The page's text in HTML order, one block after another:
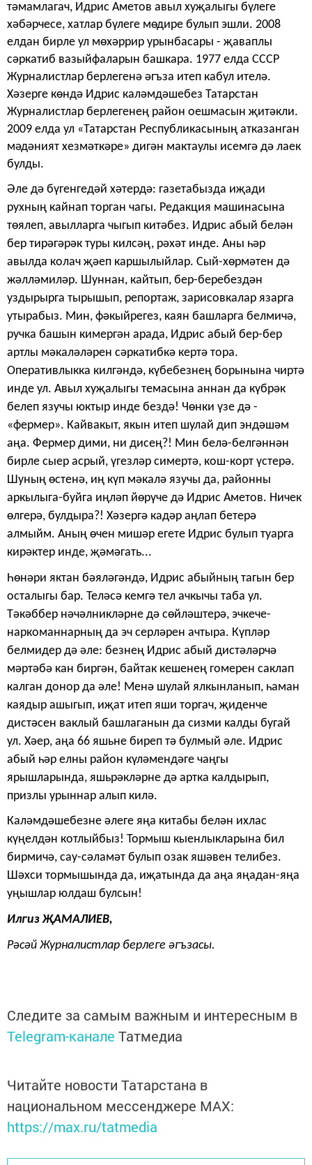
тәмамлагач, Идрис Аметов авыл хуҗалыгы бүлеге
хәбәрчесе, хатлар бүлеге мөдире булып эшли. 2008
елдан бирле ул мөхәррир урынбасары - җаваплы
сәркатиб вазыйфаларын башкара. 1977 елда СССР
Журналистлар берлегенә әгъза итеп кабул ителә.
Хәзерге көндә Идрис каләмдәшебез Татарстан
Журналистлар берлегенең район оешмасын җитәкли.
2009 елда ул «Татарстан Республикасының атказанган
мәдәният хезмәткәре» дигән мактау­лы исемгә дә лаек
булды.
Әле дә бүгенгедәй хәтердә: газетабызда иҗади
рухның кай­нап торган чагы. Редакция машинасына
төялеп, авылларга чыгып китәбез. Идрис абый белән
бер тирәгәрәк туры килсәң, рәхәт инде. Аны һәр
авылда колач җәеп каршылыйлар. Сый-хөрмәтен дә
жәлләмиләр. Шуннан, кайтып, бер-беребездән
уздырырга ты­рышып, репортаж, зарисовкалар язарга
утырабыз. Мин, фәкыйрегез, каян башларга белмичә,
ручка башын кимергән арада, Идрис абый бер-бер
артлы мәкаләләрен сәркатибкә кертә тора.
Оперативлыкка килгәндә, күбебезнең борынына чиртә
инде ул. Авыл хуҗалыгы темасына аннан да күбрәк
белеп язучы юктыр инде бездә! Чөнки үзе дә -
«фермер». Кайвакыт, якын итеп шулай дип эндәшәм
аңа. Фермер дими, ни дисең?! Мин белә-белгәннән
бирле сыер асрый, үгезләр симертә, кош-корт үстерә.
Шуның өстенә, иң күп мәкалә язучы да, районны
аркылыга-буйга иңләп йөрүче дә Идрис Аметов. Ничек
өлгерә, булдыра?! Хәзергә кадәр аңлап бетерә
алмыйм. Аның өчен мишәр егете Идрис булып туарга
кирәктер инде, җәмәгать...
Һөнәри яктан бәяләгәндә, Идрис абыйның тагын бер
осталыгы бар. Теләсә кемгә тел ачкычы таба ул.
Тәкәббер нәчәлникләрне дә сөйләштерә, эчкече-
наркоманнарның да эч серләрен ачтыра. Күпләр
белмидер дә әле: безнең Идрис абый дистәләрчә
мәртәбә кан биргән, байтак кешенең гомерен саклап
калган донор да әле! Менә шу­лай ялкынланып, һаман
каядыр ашыгып, иҗат итеп яши торгач, җиденче
дистәсен ваклый башлаганын да сизми калды бугай
ул. Хәер, аңа 66 яшьне биреп тә булмый әле. Идрис
абый һәр елны район күләмендәге чаңгы
ярышларында, яшьрәкләрне дә артка калдырып,
призлы урыннар алып килә.
Каләмдәшебезне әлеге яңа китабы белән ихлас
күңелдән кот­лыйбыз! Тормыш кыенлыкларына бил
бирмичә, сау-сәламәт бу­лып озак яшәвен телибез.
Шәхси тормышында да, иҗатында да аңа яңадан-яңа
уңышлар юлдаш булсын!
Илгиз ҖАМАЛИЕВ,
Рәсәй Журналистлар берлеге әгъзасы.
Следите за самым важным и интересным в
Telegram-канале Татмедиа
Читайте новости Татарстана в
национальном мессенджере MАХ:
https://max.ru/tatmedia